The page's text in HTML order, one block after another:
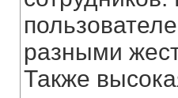
разными
Также